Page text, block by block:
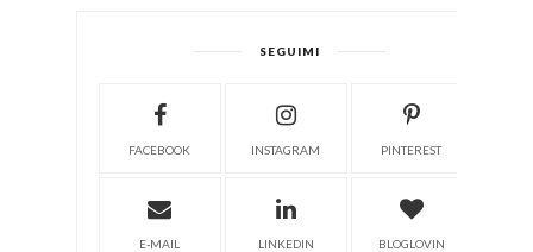
SEGUIMI
FACEBOOK INSTAGRAM PINTEREST
E-MAIL LINKEDIN BLOGLOVIN